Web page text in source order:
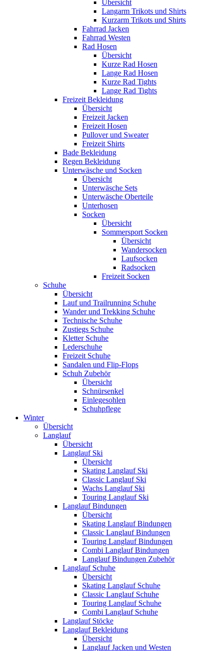
Übersicht
Langarm Trikots und Shirts
Kurzarm Trikots und Shirts
Fahrrad Jacken
Fahrrad Westen
Rad Hosen
Übersicht
Kurze Rad Hosen
Lange Rad Hosen
Kurze Rad Tights
Lange Rad Tights
Freizeit Bekleidung
Übersicht
Freizeit Jacken
Freizeit Hosen
Pullover und Sweater
Freizeit Shirts
Bade Bekleidung
Regen Bekleidung
Unterwäsche und Socken
Übersicht
Unterwäsche Sets
Unterwäsche Oberteile
Unterhosen
Socken
Übersicht
Sommersport Socken
Übersicht
Wandersocken
Laufsocken
Radsocken
Freizeit Socken
Schuhe
Übersicht
Lauf und Trailrunning Schuhe
Wander und Trekking Schuhe
Technische Schuhe
Zustiegs Schuhe
Kletter Schuhe
Lederschuhe
Freizeit Schuhe
Sandalen und Flip-Flops
Schuh Zubehör
Übersicht
Schnürsenkel
Einlegesohlen
Schuhpflege
Winter
Übersicht
Langlauf
Übersicht
Langlauf Ski
Übersicht
Skating Langlauf Ski
Classic Langlauf Ski
Wachs Langlauf Ski
Touring Langlauf Ski
Langlauf Bindungen
Übersicht
Skating Langlauf Bindungen
Classic Langlauf Bindungen
Touring Langlauf Bindungen
Combi Langlauf Bindungen
Langlauf Bindungen Zubehör
Langlauf Schuhe
Übersicht
Skating Langlauf Schuhe
Classic Langlauf Schuhe
Touring Langlauf Schuhe
Combi Langlauf Schuhe
Langlauf Stöcke
Langlauf Bekleidung
Übersicht
Langlauf Jacken und Westen